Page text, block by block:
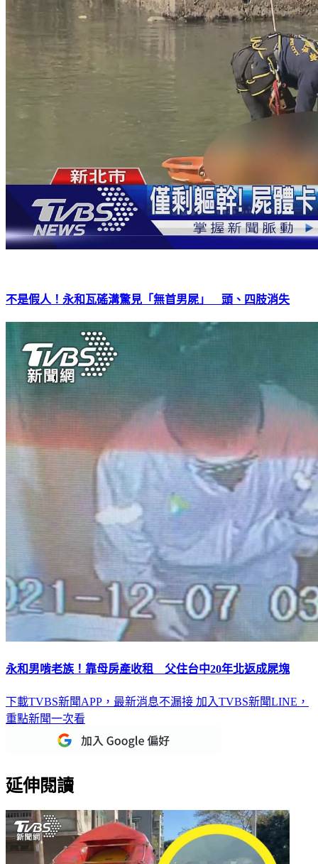
不是假人！永和瓦磘溝驚見「無首男屍」 頭、四肢消失
永和男啃老族！靠母房產收租 父住台中20年北返成屍塊
下載TVBS新聞APP，最新消息不漏接 加入TVBS新聞LINE，
重點新聞一次看
延伸閱讀